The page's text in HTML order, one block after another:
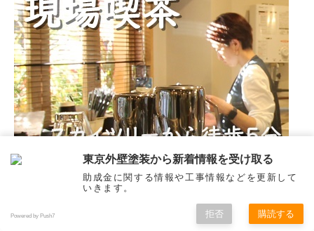
東京外壁塗装から新着情報を受け取る
助成金に関する情報や工事情報などを更新して
いきます。
Powered by Push7 拒否 購読する